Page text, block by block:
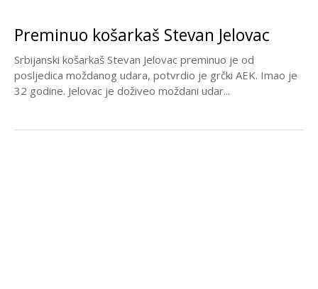
Preminuo košarkaš Stevan Jelovac
Srbijanski košarkaš Stevan Jelovac preminuo je od
posljedica moždanog udara, potvrdio je grčki AEK. Imao je
32 godine. Jelovac je doživeo moždani udar...